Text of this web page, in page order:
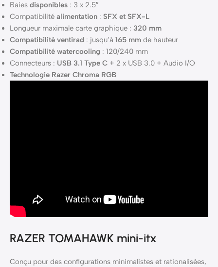
Baies disponibles : 3 x 2.5″
Compatibilité alimentation : SFX et SFX-L
Longueur maximale carte graphique : 320 mm
Compatibilité ventirad : jusqu’à 165 mm de hauteur
Compatibilité watercooling : 120/240 mm
Connecteurs : USB 3.1 Type C + 2 x USB 3.0 + Audio I/O
Technologie Razer Chroma RGB
RAZER TOMAHAWK mini-itx
Conçu pour des configurations minimalistes et rationalisées,